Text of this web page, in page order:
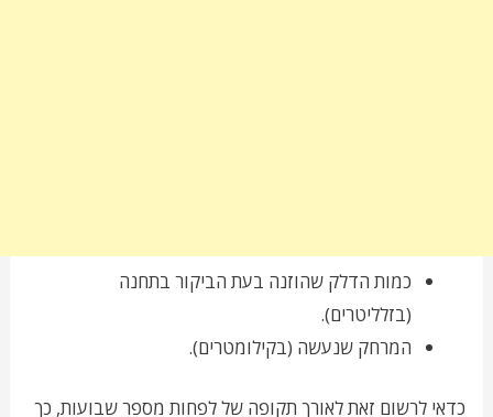
כמות הדלק שהוזנה בעת הביקור בתחנה
(בזלליטרים).
המרחק שנעשה (בקילומטרים).
כדאי לרשום זאת לאורך תקופה של לפחות מספר שבועות, כך